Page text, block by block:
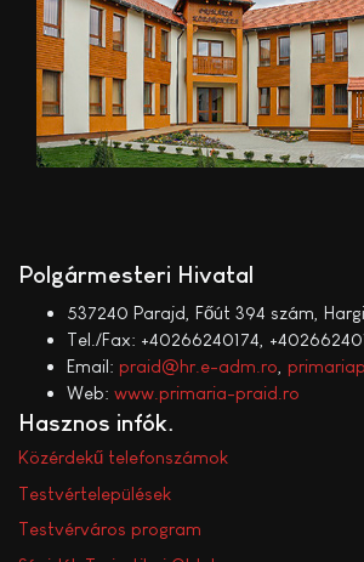
Polgármesteri Hivatal
537240 Parajd, Főút 394 szám,
Tel./Fax: +40266240174,
Email: praid@hr.e-adm.ro
Web: www.primaria-praid.ro
Hasznos infók
Közérdekű telefonszámok
Testvértelepülések
Testvérváros program